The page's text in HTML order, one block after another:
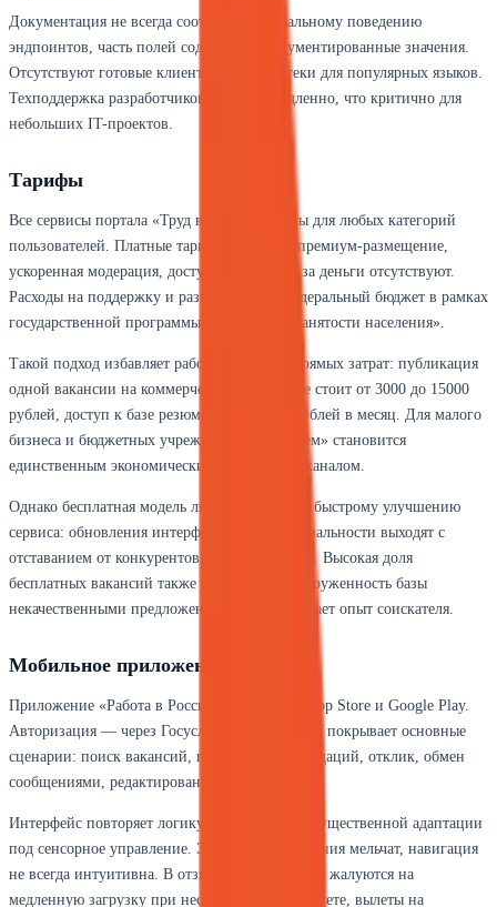
Документация не всегда соответствует реальному поведению
эндпоинтов, часть полей содержит недокументированные значения.
Отсутствуют готовые клиентские библиотеки для популярных языков.
Техподдержка разработчиков работает медленно, что критично для
небольших IT-проектов.
Тарифы
Все сервисы портала «Труд всем» бесплатны для любых категорий
пользователей. Платные тарифные планы, премиум-размещение,
ускоренная модерация, доступ к контактам за деньги отсутствуют.
Расходы на поддержку и развитие несёт федеральный бюджет в рамках
государственной программы «Содействие занятости населения».
Такой подход избавляет работодателей от прямых затрат: публикация
одной вакансии на коммерческой платформе стоит от 3000 до 15000
рублей, доступ к базе резюме — от 10000 рублей в месяц. Для малого
бизнеса и бюджетных учреждений «Труд всем» становится
единственным экономически оправданным каналом.
Однако бесплатная модель лишает стимула к быстрому улучшению
сервиса: обновления интерфейса и функциональности выходят с
отставанием от конкурентов на несколько лет. Высокая доля
бесплатных вакансий также порождает перегруженность базы
некачественными предложениями, что ухудшает опыт соискателя.
Мобильное приложение
Приложение «Работа в России» доступно в App Store и Google Play.
Авторизация — через Госуслуги. Функционал покрывает основные
сценарии: поиск вакансий, просмотр рекомендаций, отклик, обмен
сообщениями, редактирование резюме.
Интерфейс повторяет логику веб-версии без существенной адаптации
под сенсорное управление. Элементы управления мельчат, навигация
не всегда интуитивна. В отзывах пользователи жалуются на
медленную загрузку при нестабильном интернете, вылеты на